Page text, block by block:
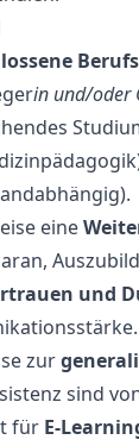
in und/oder
eine
und
zur
sind
für